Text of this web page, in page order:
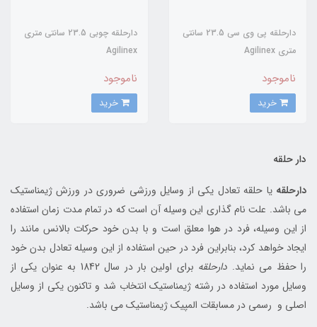
دارحلقه پي وي سي 23.5 سانتي
متري Agilinex
ناموجود
دارحلقه چوبي 23.5 سانتي متري
Agilinex
ناموجود
دار حلقه
دارحلقه یا حلقه تعادل یکی از وسایل ورزشی ضروری در ورزش ژیمناستیک
می باشد. علت نام گذاری این وسیله آن است که در تمام مدت زمان استفاده
از این وسیله، فرد در هوا معلق است و با بدن خود حرکات بالانس مانند را
ایجاد خواهد کرد، بنابراین فرد در حین استفاده از این وسیله تعادل بدن خود
را حفظ می نماید. دارحلقه
برای اولین بار در سال 1842 به عنوان یکی از
وسایل مورد استفاده در رشته ژیمناستیک انتخاب شد و تاکنون یکی از وسایل
اصلی و رسمی در مسابقات المپیک ژیمناستیک می باشد.